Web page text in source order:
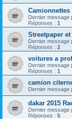
Camionnettes
Dernier message
Réponses : 1
Streetpaper
Dernier message
Réponses : 2
voitures a
Dernier message
Réponses : 1
camion
Dernier message
dakar 2015
Dernier message
Réponses : 5